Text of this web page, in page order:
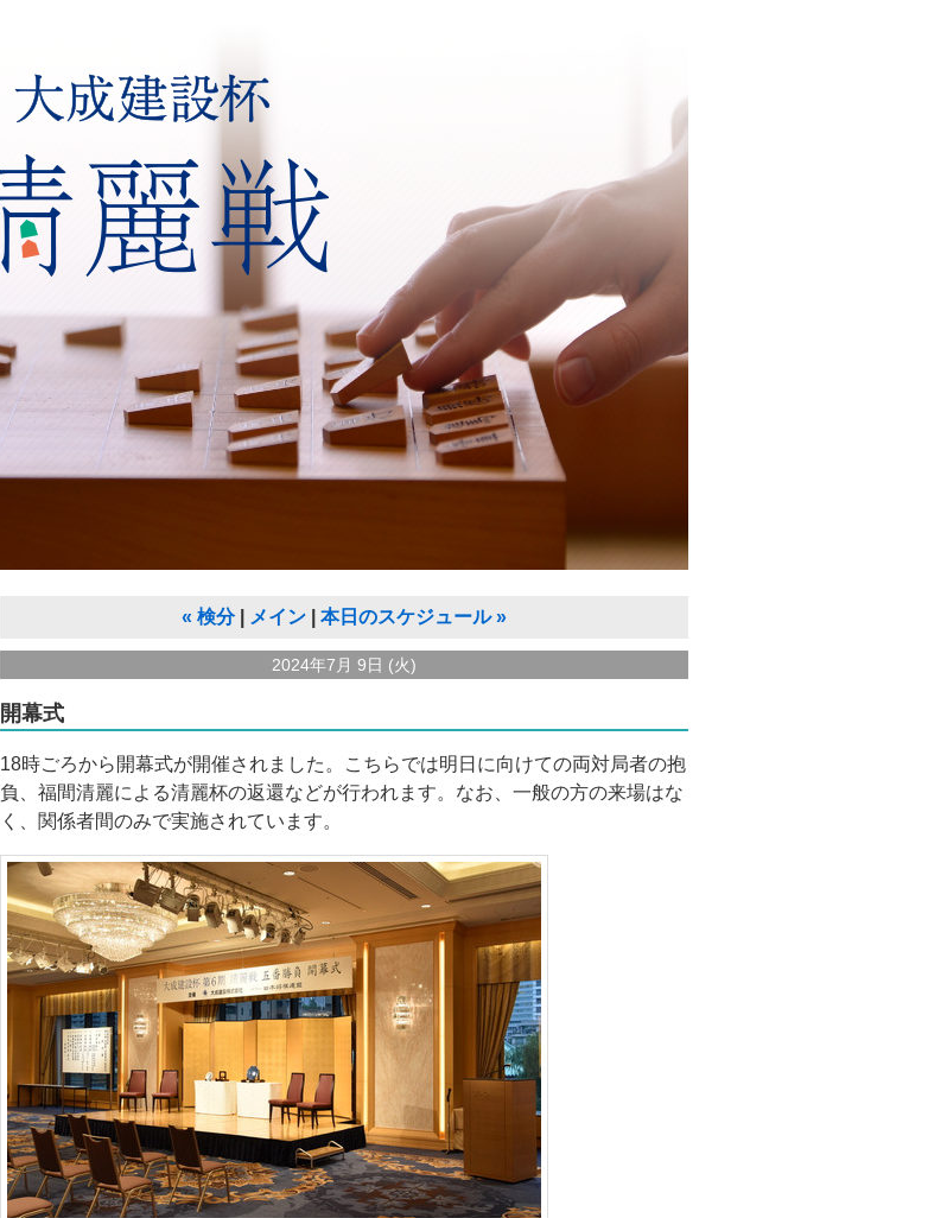
« 検分 メイン 本日のスケジュール »
2024年7月 9日 (火)
開幕式
18時ごろから開幕式が開催されました。こちらでは明日に向けての両対局者の抱
負、福間清麗による清麗杯の返還などが行われます。なお、一般の方の来場はな
く、関係者間のみで実施されています。